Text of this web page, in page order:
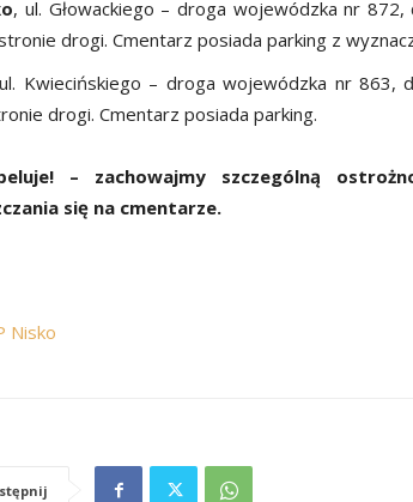
, ul. Głowackiego – droga wojewódzka nr
drogi. Cmentarz posiada parking z
Kwiecińskiego – droga wojewódzka nr 863,
drogi. Cmentarz posiada parking.
– zachowajmy szczególną
się na cmentarze.
Nisko